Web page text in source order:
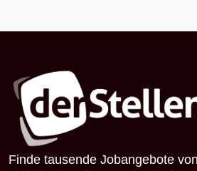
Finde tausende Jobangebote